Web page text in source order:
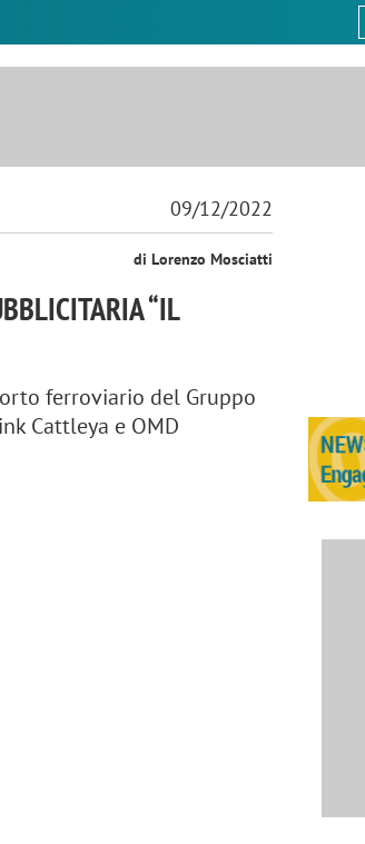
09/12/2022
di Lorenzo Mosciatti
“IL
ferroviario del Gruppo
Cattleya e OMD